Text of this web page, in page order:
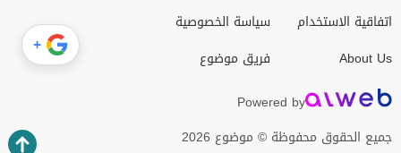
اتفاقية الاستخدام
About Us
سياسة الخصوصية
فريق موضوع
Powered by
جميع الحقوق محفوظة © موضوع 2026
+